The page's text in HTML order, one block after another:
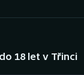
18 let v Třinci